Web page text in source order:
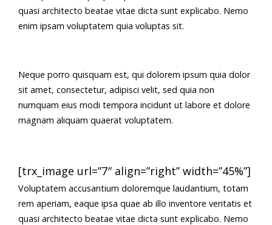
quasi architecto beatae vitae dicta sunt explicabo. Nemo
enim ipsam voluptatem quia voluptas sit.
Neque porro quisquam est, qui dolorem ipsum quia dolor
sit amet, consectetur, adipisci velit, sed quia non
numquam eius modi tempora incidunt ut labore et dolore
magnam aliquam quaerat voluptatem.
[trx_image url=”7″ align=”right” width=”45%”]
Voluptatem accusantium doloremque laudantium, totam
rem aperiam, eaque ipsa quae ab illo inventore veritatis et
quasi architecto beatae vitae dicta sunt explicabo. Nemo